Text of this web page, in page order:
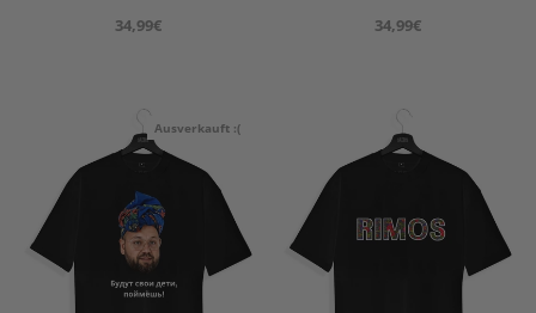
34,99€ 34,99€
Ausverkauft :(